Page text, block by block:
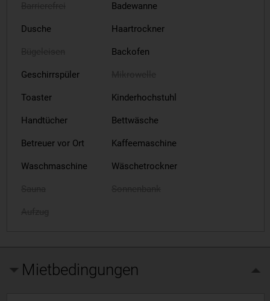
Badewanne
Dusche Haartrockner
Backofen
Geschirrspüler
Toaster Kinderhochstuhl
Handtücher Bettwäsche
Betreuer vor Ort Kaffeemaschine
Waschmaschine Wäschetrockner
Mietbedingungen